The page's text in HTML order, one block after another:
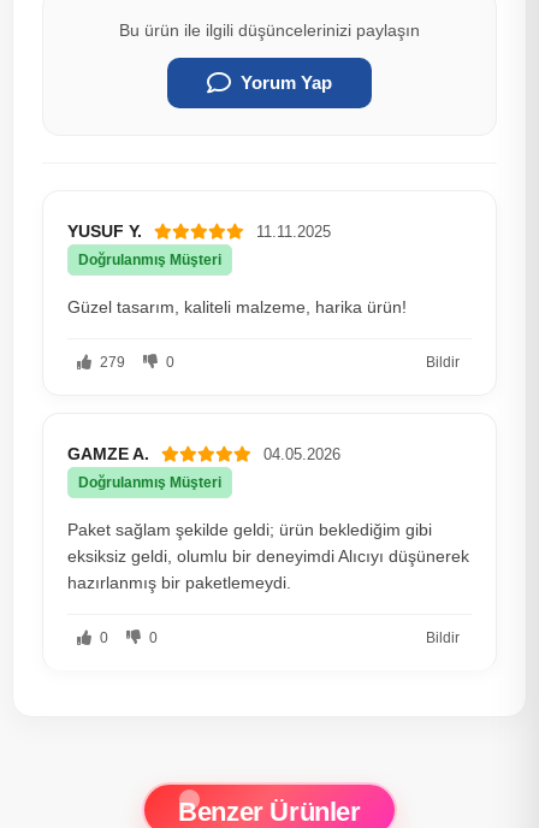
Bu ürün ile ilgili düşüncelerinizi paylaşın
Yorum Yap
YUSUF Y. 11.11.2025
Doğrulanmış Müşteri
Güzel tasarım, kaliteli malzeme, harika ürün!
279 0 Bildir
GAMZE A. 04.05.2026
Doğrulanmış Müşteri
Paket sağlam şekilde geldi; ürün beklediğim gibi
eksiksiz geldi, olumlu bir deneyimdi Alıcıyı düşünerek
hazırlanmış bir paketlemeydi.
0 0 Bildir
Benzer Ürünler